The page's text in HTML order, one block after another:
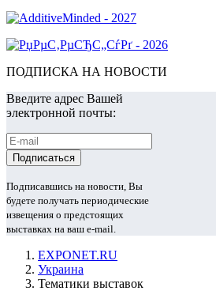
ПОДПИСКА НА НОВОСТИ
Введите адрес Вашей
электронной почты:
Подписавшись на новости, Вы
будете получать периодические
извещения о предстоящих
выставках на ваш e-mail.
EXPONET.RU
Украина
Тематики выставок